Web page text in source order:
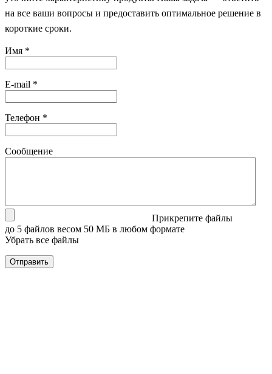
на все ваши вопросы и предоставить оптимальное решение в
короткие сроки.
Имя *
E-mail *
Телефон *
Сообщение
Прикрепите файлы
до 5 файлов весом 50 МБ в любом формате
Убрать все файлы
Отправить